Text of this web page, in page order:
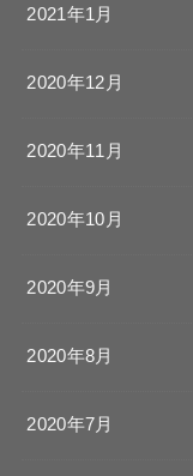
2021年1月
2020年12月
2020年11月
2020年10月
2020年9月
2020年8月
2020年7月